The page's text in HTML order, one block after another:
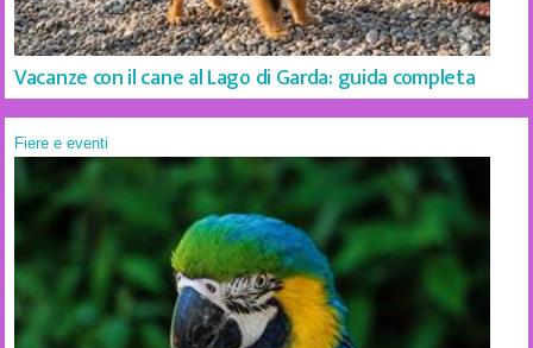
Vacanze con il cane al Lago di Garda: guida completa
Fiere e eventi